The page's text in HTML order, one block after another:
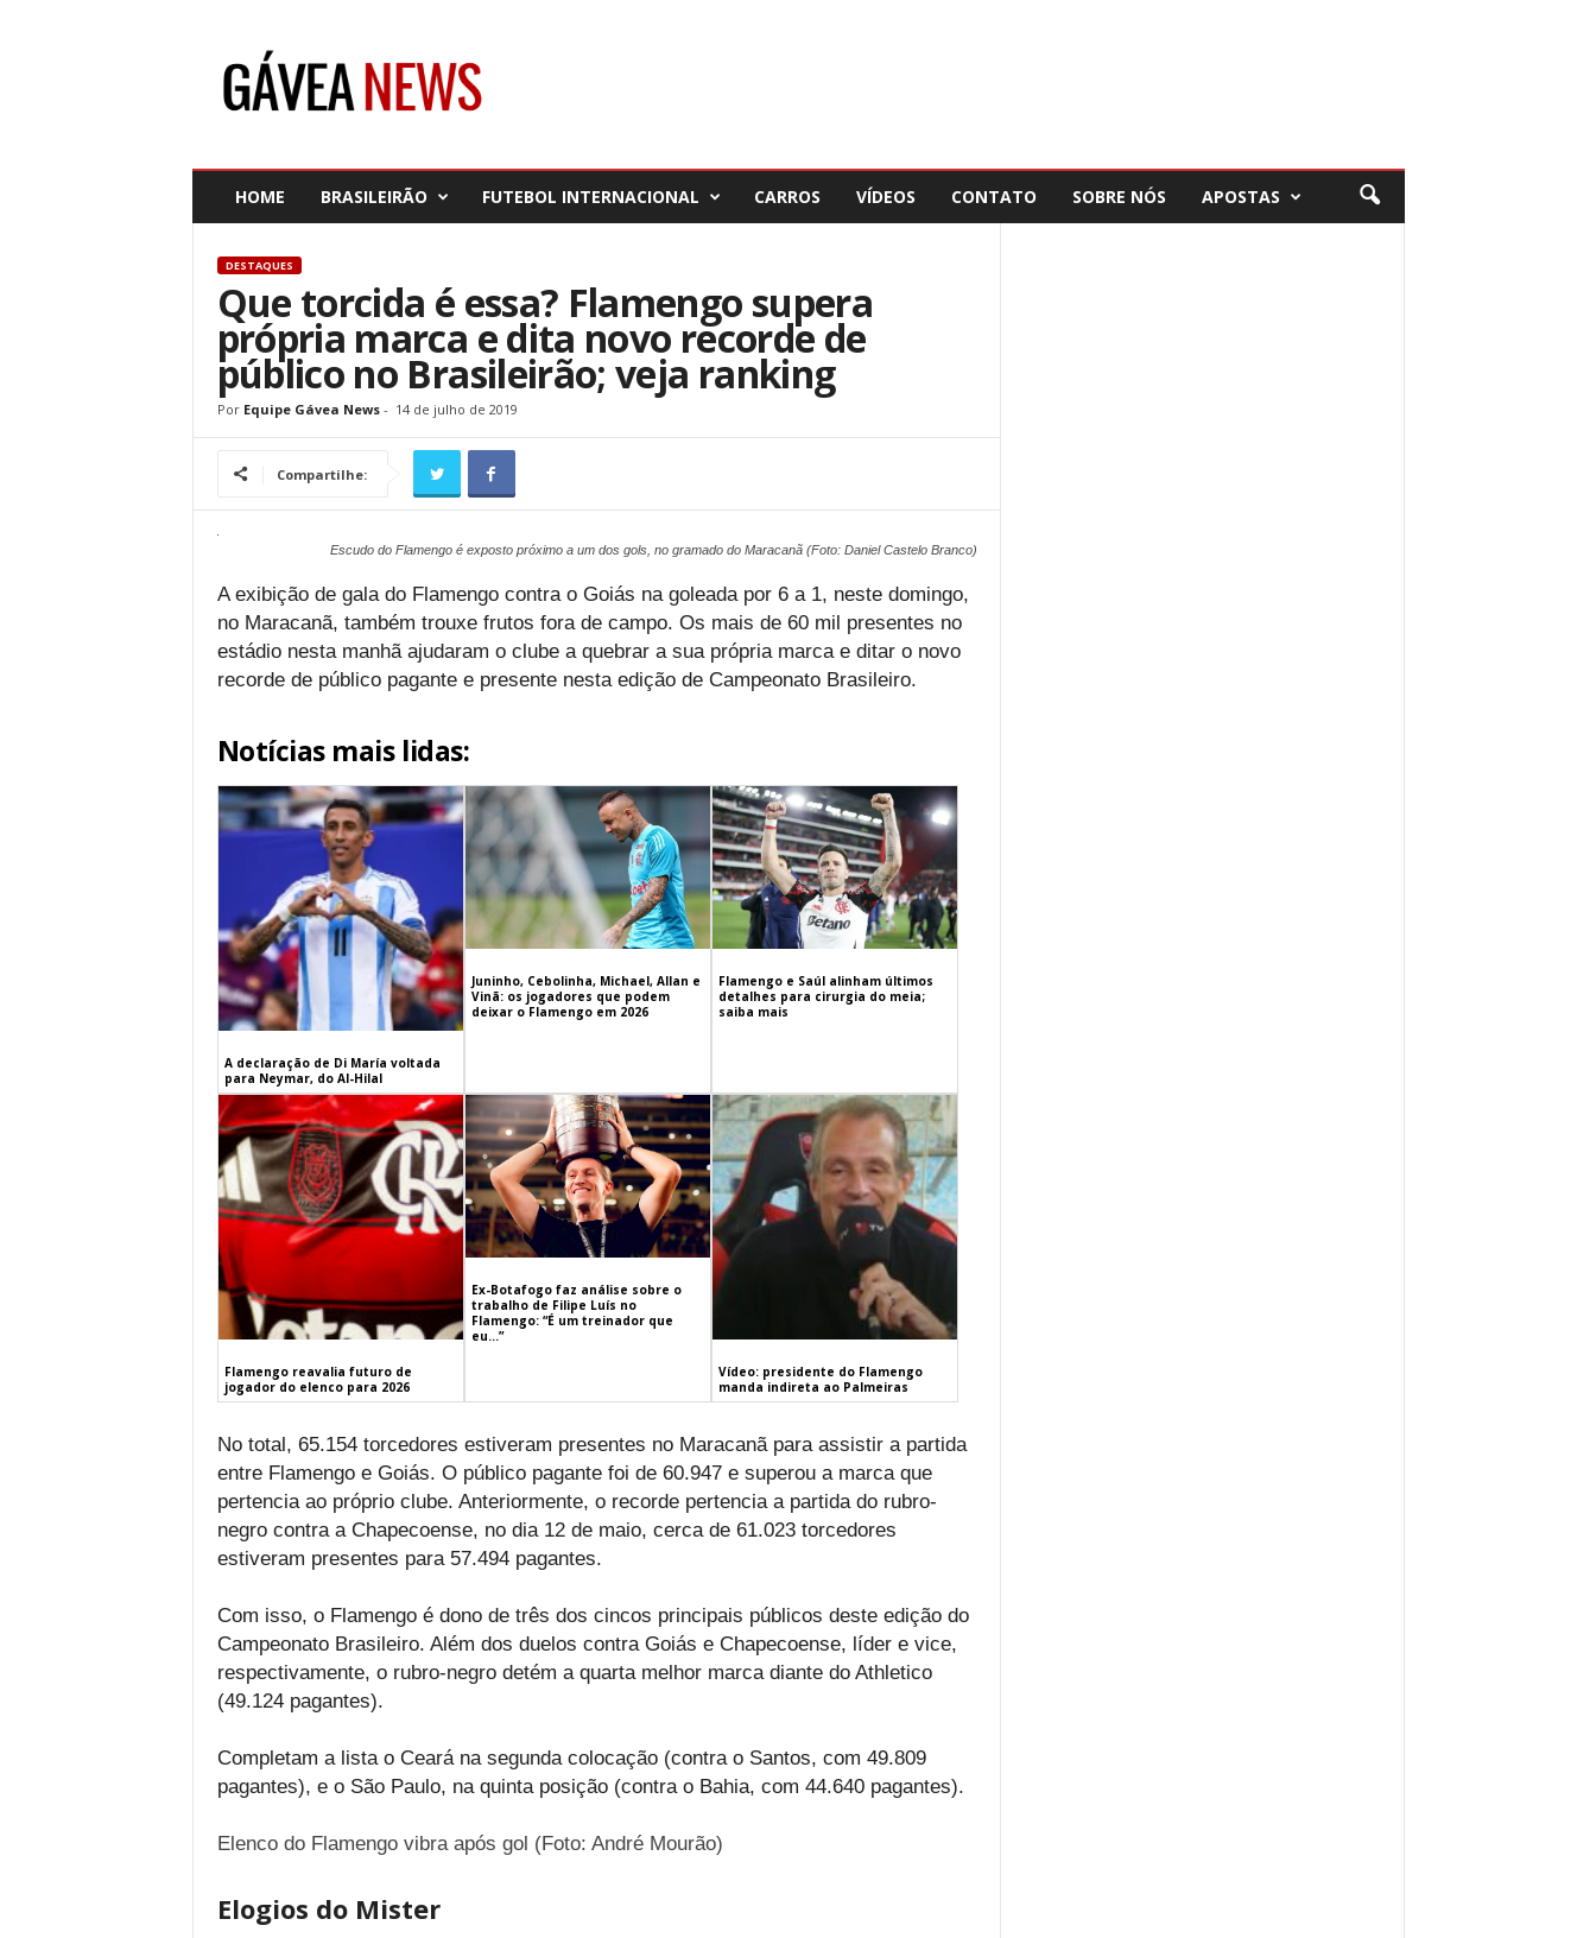
HOME BRASILEIRÃO FUTEBOL INTERNACIONAL CARROS VÍDEOS CONTATO SOBRE NÓS APOSTAS
DESTAQUES
Que torcida é essa? Flamengo supera
própria marca e dita novo recorde de
público no Brasileirão; veja ranking
Por Equipe Gávea News- 14 de julho de 2019
Compartilhe:
Escudo do Flamengo é exposto próximo a um dos gols, no gramado do Maracanã (Foto: Daniel Castelo Branco)
A exibição de gala do Flamengo contra o Goiás na goleada por 6 a 1, neste domingo,
no Maracanã, também trouxe frutos fora de campo. Os mais de 60 mil presentes no
estádio nesta manhã ajudaram o clube a quebrar a sua própria marca e ditar o novo
recorde de público pagante e presente nesta edição de Campeonato Brasileiro.
Notícias mais lidas:
A declaração de Di María voltada
para Neymar, do Al-Hilal
Juninho, Cebolinha, Michael, Allan e
Vinã: os jogadores que podem
deixar o Flamengo em 2026
Flamengo e Saúl alinham últimos
detalhes para cirurgia do meia;
saiba mais
Flamengo reavalia futuro de
jogador do elenco para 2026
Ex-Botafogo faz análise sobre o
trabalho de Filipe Luís no
Flamengo: “É um treinador que
eu…”
Vídeo: presidente do Flamengo
manda indireta ao Palmeiras
No total, 65.154 torcedores estiveram presentes no Maracanã para assistir a partida
entre Flamengo e Goiás. O público pagante foi de 60.947 e superou a marca que
pertencia ao próprio clube. Anteriormente, o recorde pertencia a partida do rubro-
negro contra a Chapecoense, no dia 12 de maio, cerca de 61.023 torcedores
estiveram presentes para 57.494 pagantes.
Com isso, o Flamengo é dono de três dos cincos principais públicos deste edição do
Campeonato Brasileiro. Além dos duelos contra Goiás e Chapecoense, líder e vice,
respectivamente, o rubro-negro detém a quarta melhor marca diante do Athletico
(49.124 pagantes).
Completam a lista o Ceará na segunda colocação (contra o Santos, com 49.809
pagantes), e o São Paulo, na quinta posição (contra o Bahia, com 44.640 pagantes).
Elenco do Flamengo vibra após gol (Foto: André Mourão)
Elogios do Mister